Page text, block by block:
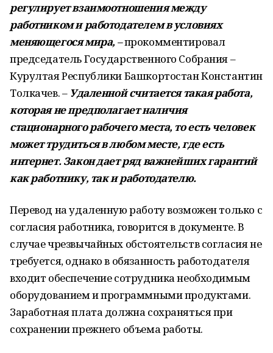
регулирует взаимоотношения между
работником и работодателем в условиях
меняющегося мира, –прокомментировал
председатель Государственного Собрания –
Курултая Республики Башкортостан Константин
Толкачев. – Удаленной считается такая работа,
которая не предполагает наличия
стационарного рабочего места, то есть человек
может трудиться в любом месте, где есть
интернет. Закон дает ряд важнейших гарантий
как работнику, так и работодателю.
Перевод на удаленную работу возможен только с
согласия работника, говорится в документе. В
случае чрезвычайных обстоятельств согласия не
требуется, однако в обязанность работодателя
входит обеспечение сотрудника необходимым
оборудованием и программными продуктами.
Заработная плата должна сохраняться при
сохранении прежнего объема работы.